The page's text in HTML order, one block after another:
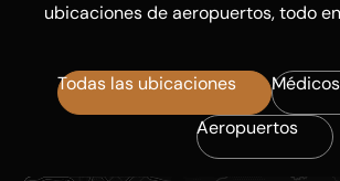
ubicaciones de aeropuertos, todo
Todas las ubicaciones Médicos
Aeropuertos